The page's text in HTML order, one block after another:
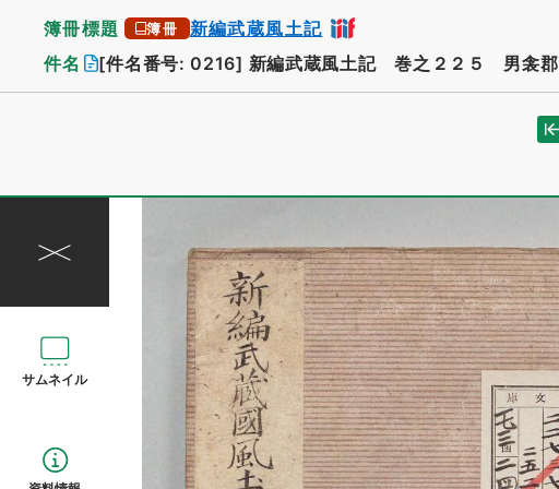
簿冊標題 簿冊 新編武蔵風土記
件名 [件名番号: 0216] 新編武蔵風土記 巻之２２５ 男衾郡
サムネイル